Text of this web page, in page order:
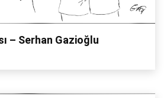
– Serhan Gazioğlu